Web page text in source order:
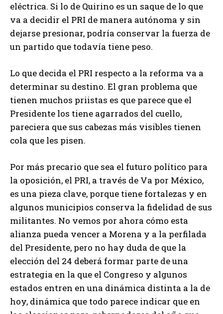
eléctrica. Si lo de Quirino es un saque de lo que
va a decidir el PRI de manera autónoma y sin
dejarse presionar, podría conservar la fuerza de
un partido que todavía tiene peso.
Lo que decida el PRI respecto a la reforma va a
determinar su destino. El gran problema que
tienen muchos priistas es que parece que el
Presidente los tiene agarrados del cuello,
pareciera que sus cabezas más visibles tienen
cola que les pisen.
Por más precario que sea el futuro político para
la oposición, el PRI, a través de Va por México,
es una pieza clave, porque tiene fortalezas y en
algunos municipios conserva la fidelidad de sus
militantes. No vemos por ahora cómo esta
alianza pueda vencer a Morena y a la perfilada
del Presidente, pero no hay duda de que la
elección del 24 deberá formar parte de una
estrategia en la que el Congreso y algunos
estados entren en una dinámica distinta a la de
hoy, dinámica que todo parece indicar que en